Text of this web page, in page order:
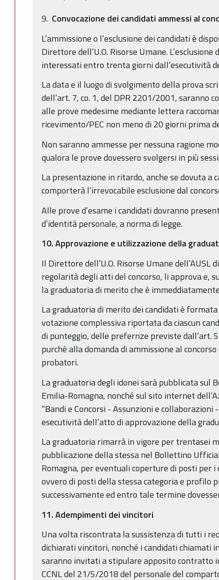
9. Convocazione dei candidati ammessi al
L’ammissione o l’esclusione dei candidati è
Direttore dell’U.O. Risorse Umane.
interessati entro trenta giorni dall’esecutività
La data e il luogo di svolgimento della prova
dell’art. 7, co. 1, del DPR 2201/2001, saranno
alle prove medesime mediante lettera
ricevimento/PEC non meno di 20 giorni prima
Non saranno ammesse per nessuna ragione
qualora le prove dovessero svolgersi in più
La presentazione in ritardo, anche se dovuta a
comporterà l’irrevocabile esclusione dal
Alle prove d’esame i candidati dovranno
d’identità personale, a norma di legge.
10.Approvazione e utilizzazione della
Il Direttore dell’U.O. Risorse Umane dell’AUSL
regolarità degli atti del concorso, li approva e,
la graduatoria di merito che è
La graduatoria di merito dei candidati è
votazione complessiva riportata da ciascun
di punteggio, delle prefernze previste dall’art.
purchè alla domanda di ammissione al
probatori.
La graduatoria degli idonei sarà pubblicata sul
Emilia-Romagna, nonché sul sito internet
“Bandi e Concorsi - Assunzioni e
esecutività dell’atto di approvazione della
La graduatoria rimarrà in vigore per trentasei
pubblicazione della stessa nel Bollettino
Romagna, per eventuali coperture di posti per
ovvero di posti della stessa categoria e profilo
successivamente ed entro tale termine
11.Adempimenti dei vincitori
Una volta riscontrata la sussistenza di tutti i
dichiarati vincitori, nonché i candidati chiamati
saranno invitati a stipulare apposito contratto
CCNL del 21/5/2018 del personale del